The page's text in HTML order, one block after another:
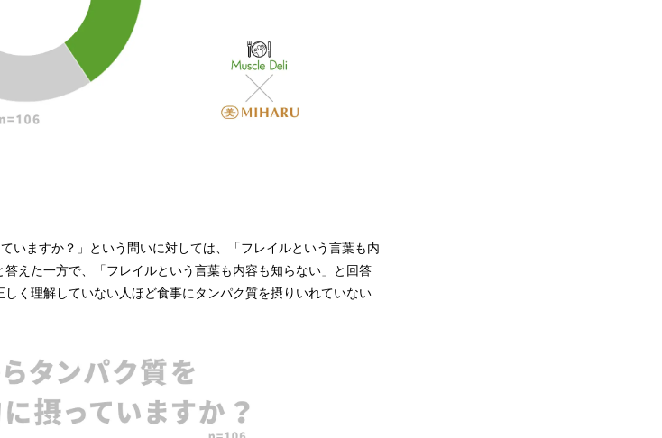
いますか？」という問いに対しては、「フレイルという言葉も内
えた一方で、「フレイルという言葉も内容も知らない」と回答
く理解していない人ほど食事にタンパク質を摂りいれていない